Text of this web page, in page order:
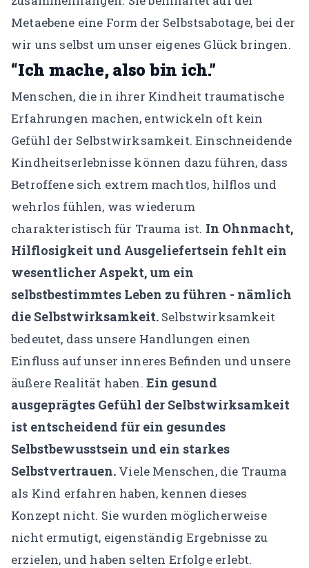
Metaebene eine Form der Selbstsabotage, bei der
wir uns selbst um unser eigenes Glück bringen.
“Ich mache, also bin ich.”
Menschen, die in ihrer Kindheit traumatische
Erfahrungen machen, entwickeln oft kein
Gefühl der Selbstwirksamkeit. Einschneidende
Kindheitserlebnisse können dazu führen, dass
Betroffene sich extrem machtlos, hilflos und
wehrlos fühlen, was wiederum
charakteristisch für Trauma ist. In Ohnmacht,
Hilflosigkeit und Ausgeliefertsein fehlt ein
wesentlicher Aspekt, um ein
selbstbestimmtes Leben zu führen - nämlich
die Selbstwirksamkeit. Selbstwirksamkeit
bedeutet, dass unsere Handlungen einen
Einfluss auf unser inneres Befinden und unsere
äußere Realität haben. Ein gesund
ausgeprägtes Gefühl der Selbstwirksamkeit
ist entscheidend für ein gesundes
Selbstbewusstsein und ein starkes
Selbstvertrauen. Viele Menschen, die Trauma
als Kind erfahren haben, kennen dieses
Konzept nicht. Sie wurden möglicherweise
nicht ermutigt, eigenständig Ergebnisse zu
erzielen, und haben selten Erfolge erlebt.